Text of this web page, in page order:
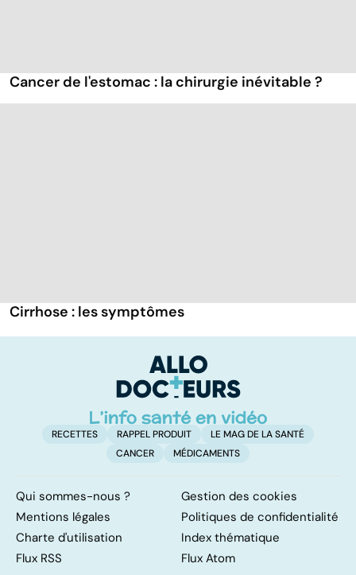
Cancer de l'estomac : la chirurgie inévitable ?
Cirrhose : les symptômes
RECETTES RAPPEL PRODUIT
LE MAG DE LA SANTÉ
CANCER
MÉDICAMENTS
Qui sommes-nous ?
Gestion des cookies
Mentions légales
Politiques de confidentialité
Charte d'utilisation
Index thématique
Flux RSS
Flux Atom